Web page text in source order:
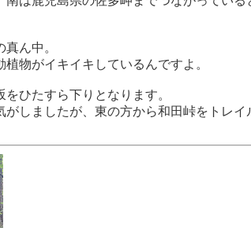
ん中。
物がイキイキしているんですよ。
ひたすら下りとなります。
しましたが、東の方から和田峠をトレイ